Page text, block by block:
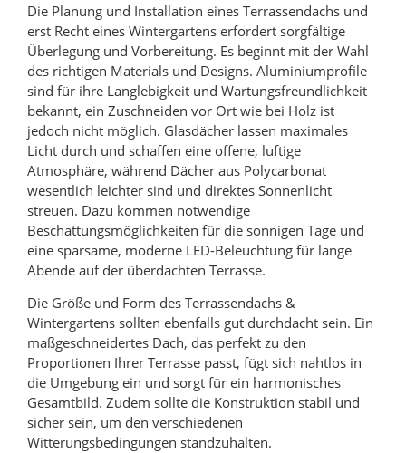
Die Planung und Installation eines Terrassendachs und
erst Recht eines Wintergartens erfordert sorgfältige
Überlegung und Vorbereitung. Es beginnt mit der Wahl
des richtigen Materials und Designs. Aluminiumprofile
sind für ihre Langlebigkeit und Wartungsfreundlichkeit
bekannt, ein Zuschneiden vor Ort wie bei Holz ist
jedoch nicht möglich. Glasdächer lassen maximales
Licht durch und schaffen eine offene, luftige
Atmosphäre, während Dächer aus Polycarbonat
wesentlich leichter sind und direktes Sonnenlicht
streuen. Dazu kommen notwendige
Beschattungsmöglichkeiten für die sonnigen Tage und
eine sparsame, moderne LED-Beleuchtung für lange
Abende auf der überdachten Terrasse.
Die Größe und Form des Terrassendachs &
Wintergartens sollten ebenfalls gut durchdacht sein. Ein
maßgeschneidertes Dach, das perfekt zu den
Proportionen Ihrer Terrasse passt, fügt sich nahtlos in
die Umgebung ein und sorgt für ein harmonisches
Gesamtbild. Zudem sollte die Konstruktion stabil und
sicher sein, um den verschiedenen
Witterungsbedingungen standzuhalten.